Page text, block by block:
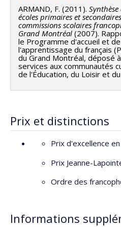
ARMAND, F. (2011).
écoles primaires et
commissions scolaires
Grand Montréal (2007).
le Programme d'accueil et
l'apprentissage du français
du Grand Montréal, déposé
services aux communautés
de l'Éducation, du Loisir et
Prix et distinctions
Prix d'excellence
Prix Jeanne-
Ordre des
Informations